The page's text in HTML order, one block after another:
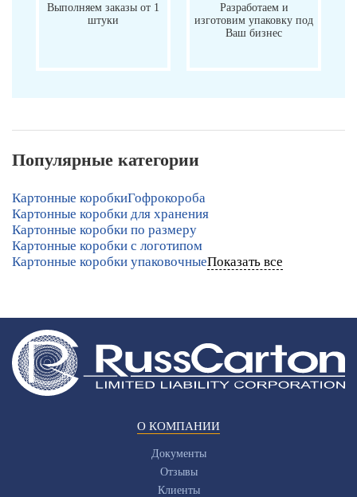
Выполняем заказы от 1
штуки
Разработаем и
изготовим упаковку под
Ваш бизнес
Популярные категории
Картонные коробкиГофрокороба
Картонные коробки для хранения
Картонные коробки по размеру
Картонные коробки с логотипом
Картонные коробки упаковочныеПоказать все
О КОМПАНИИ
Документы
Отзывы
Клиенты